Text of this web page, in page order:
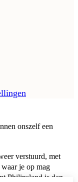
onszelf een
verstuurd, met
je op mag
Philipsland is dan